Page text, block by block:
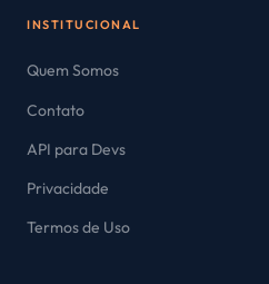
INSTITUCIONAL
Quem Somos
Contato
API para Devs
Privacidade
Termos de Uso